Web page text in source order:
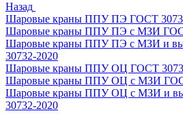
Назад
Шаровые краны ППУ ПЭ ГОСТ
Шаровые краны ППУ ПЭ с МЗИ
Шаровые краны ППУ ПЭ с МЗИ и
30732-2020
Шаровые краны ППУ ОЦ ГОСТ
Шаровые краны ППУ ОЦ с МЗИ
Шаровые краны ППУ ОЦ с МЗИ и
30732-2020